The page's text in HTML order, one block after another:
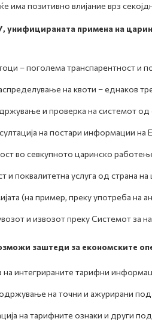
има позитивно влијание врз
унифицираната примена на
– поголема транспарентност и
на квоти – еднаков
и проверка на системот од
на постари информации на
во севкупното царинско
и поквалитетна услуга од страна
(на пример, преку употреба на
и извозот преку Системот за
заштеди за економските
на интегрираните тарифни
на точни и ажурирани
на тарифните ознаки и други